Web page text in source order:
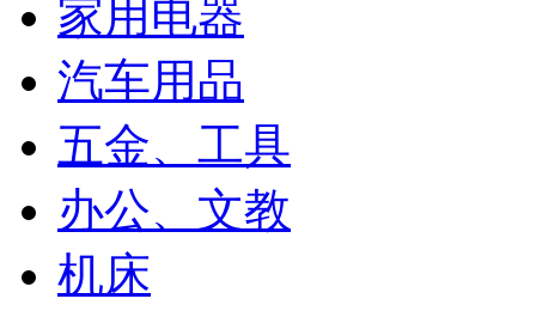
家用电器
汽车用品
五金、工具
办公、文教
机床